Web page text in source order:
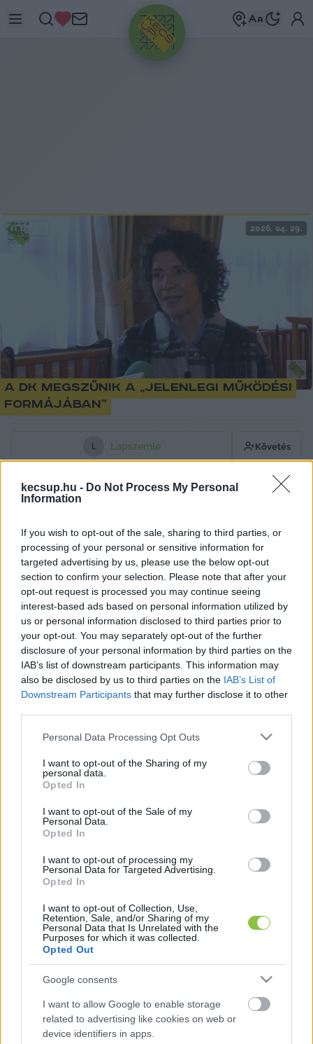
kecsup.hu - Do Not Process My Personal
Information
If you wish to opt-out of the sale, sharing to third parties, or
processing of your personal or sensitive information for
targeted advertising by us, please use the below opt-out
section to confirm your selection. Please note that after your
opt-out request is processed you may continue seeing
interest-based ads based on personal information utilized by
us or personal information disclosed to third parties prior to
your opt-out. You may separately opt-out of the further
disclosure of your personal information by third parties on the
IAB’s list of downstream participants. This information may
also be disclosed by us to third parties on the IAB’s List of
Downstream Participants that may further disclose it to other
Please note that this website/app uses one or more Google
not limited to your visit or usage behaviour. You may click to
grant or deny consent to Google and its third-party tags to
use your data for below specified purposes in below Google
consent section.
Personal Data Processing Opt Outs
I want to opt-out of the Sharing of my
personal data.
Opted In
I want to opt-out of the Sale of my
Personal Data.
Opted In
I want to opt-out of processing my
Personal Data for Targeted Advertising.
Opted In
I want to opt-out of Collection, Use,
Retention, Sale, and/or Sharing of my
Personal Data that Is Unrelated with the
Purposes for which it was collected.
Opted Out
Google consents
I want to allow Google to enable storage
related to advertising like cookies on web or
device identifiers in apps.
HIRDETÉS
ITTHON 2026. 04. 29.
A DK megszűnik a „jelenlegi működési
formájában”
L Lapszemle Követés
Ahogy sokan tudjátok, a Demokratikus Koalíció
jelenlegi működési formájában megszűnik – írta
szerdai levelében Soós Henrietta, a DK eddigi
sajtóreferense – számolt be a 444. A lap
munkatársa hozzátette, hogy egyébként ők nem
tudtak róla előzetesen. Lapszemle.
A párt alkalmazottainak április 13-án felmondtak
– folytatja a levelet a DK sajtóreferense.
„Májustól én sem állok a párt alkalmazásában,
elmúlt hosszú évek közös munkáját”
Kedden bejelentették, hogy a DK zalaegerszegi
irodáját is bezárták.
baloldaliak és a civil szervezetek előtt”
– írták
pozitív hangvételű
Hozzátették, hogy „készülnek a tisztújításra és a
DK kongresszusra”.